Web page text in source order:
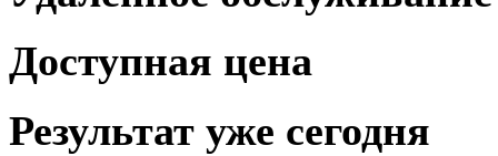
Доступная цена
Результат уже сегодня